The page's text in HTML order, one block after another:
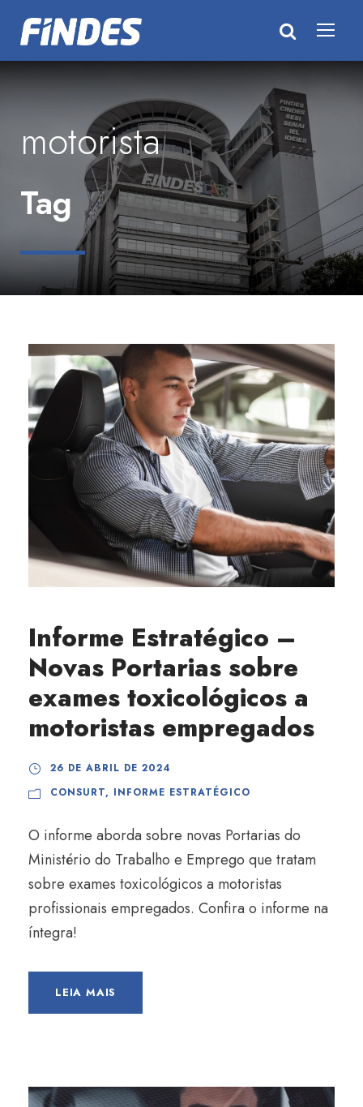
motorista
Tag
Informe Estratégico –
Novas Portarias sobre
exames toxicológicos a
motoristas empregados
26 DE ABRIL DE 2024
CONSURT, INFORME ESTRATÉGICO
O informe aborda sobre novas Portarias do
Ministério do Trabalho e Emprego que tratam
sobre exames toxicológicos a motoristas
profissionais empregados. Confira o informe na
íntegra!
LEIA MAIS